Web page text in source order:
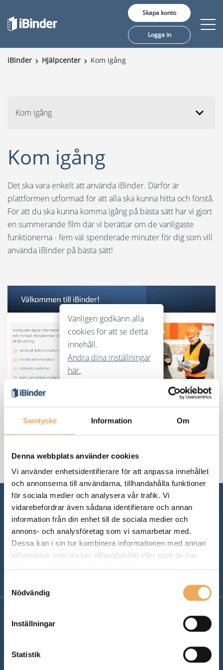
Samtycke Information Om
Denna webbplats använder cookies
Vi använder enhetsidentifierare för att anpassa innehållet
och annonserna till användarna, tillhandahålla funktioner
för sociala medier och analysera vår trafik. Vi
vidarebefordrar även sådana identifierare och annan
information från din enhet till de sociala medier och
annons- och analysföretag som vi samarbetar med.
Dessa kan i sin tur kombinera informationen med annan
information som du har tillhandahållit eller som de har
Nödvändig
Inställningar
Statistik
Insikter
Om oss
Språk:
English
Norsk
Nederlands
Polski
Suomi
Skapa konto
Logga in
iBinder Hjälpcenter Kom igång
Kom igång
Kom igång
Det ska vara enkelt att använda iBinder. Därför är
plattformen utformad för att alla ska kunna hitta och förstå.
För att du ska kunna komma igång på bästa sätt har vi gjort
en summerande film där vi berättar om de vanligaste
funktionerna - fem väl spenderade minuter för dig som vill
använda iBinder på bästa sätt!
Vänligen godkänn alla
cookies för att se detta
innehåll.
Ändra dina inställningar
här.
Senast uppdaterat: 20 mars 2026
Support
Support:019 - 27 00 00